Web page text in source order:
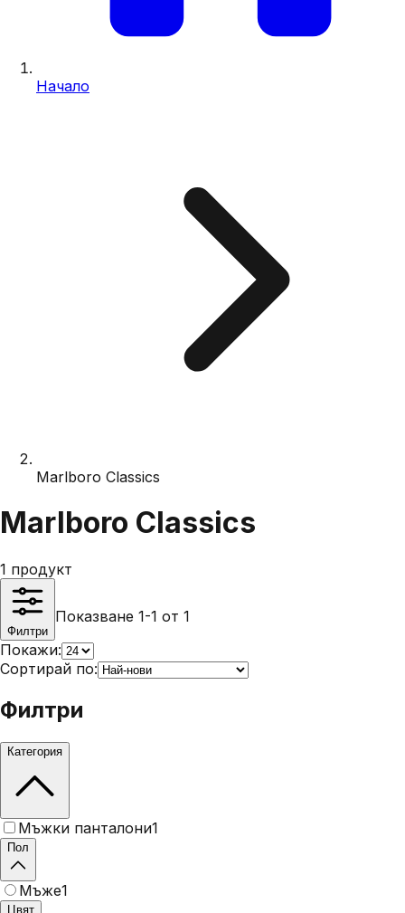
Начало
Marlboro Classics
Marlboro Classics
1 продукт
Филтри
Показване 1-1 от 1
Покажи:
Сортирай по:
Филтри
Категория
Мъжки панталони1
Пол
Мъже1
Цвят